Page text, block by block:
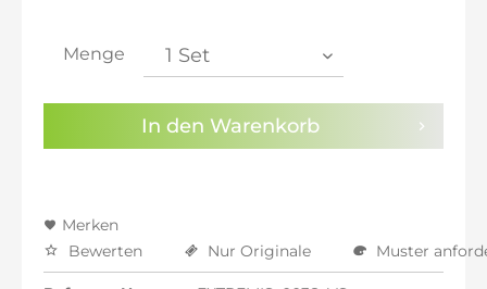
Preisalarm aktivieren
Menge
In den Warenkorb
Merken
Bewerten
Nur Originale Muster